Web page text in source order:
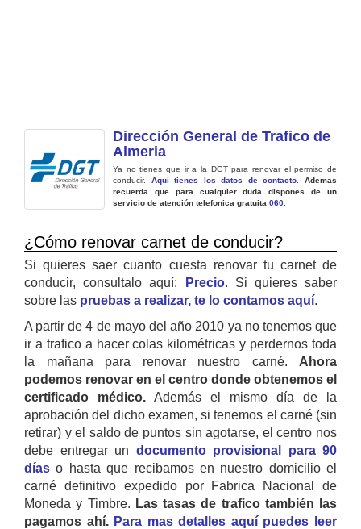
Dirección General de Trafico de
Almeria
Ya no tienes que ir a la DGT para renovar el permiso de
conducir. Aquí tienes los datos de contacto .Ademas
recuerda que para cualquier duda dispones de un
servicio de atención telefonica gratuita 060
¿Cómo renovar carnet de conducir?
Si quieres saer cuanto cuesta renovar tu carnet de
conducir, consultalo aquí:
Precio. Si quieres saber
sobre las pruebas a realizar, te lo contamos aquí.
A partir de 4 de mayo del año 2010 ya no tenemos que
ir a trafico a hacer colas kilométricas y perdernos toda
la mañana para renovar nuestro carné. Ahora
podemos renovar en el centro donde obtenemos el
certificado médico. Además el mismo día de la
aprobación del dicho examen, si tenemos el carné (sin
retirar) y el saldo de puntos sin agotarse, el centro nos
debe entregar un documento provisional para 90
días o hasta que recibamos en nuestro domicilio el
carné definitivo expedido por Fabrica Nacional de
Moneda y Timbre. Las tasas de trafico también las
pagamos ahí. Para mas detalles aquí puedes leer